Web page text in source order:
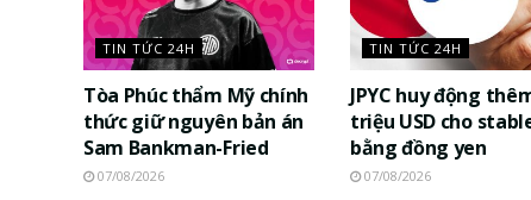
TIN TỨC 24H
Tòa Phúc thẩm Mỹ chính
thức giữ nguyên bản án
Sam Bankman-Fried
07/08/2026
TIN TỨC 24H
JPYC huy động
triệu USD cho
bằng đồng yen
07/08/2026